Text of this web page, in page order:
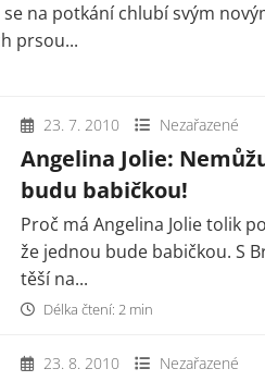
na potkání chlubí svým
prsou...
23. 7. 2010 Nezařazené
Angelina Jolie:
budu babičkou!
Proč má Angelina Jolie tolik
že jednou bude babičkou. S
těší na...
Délka čtení: 2 min
23. 8. 2010 Nezařazené